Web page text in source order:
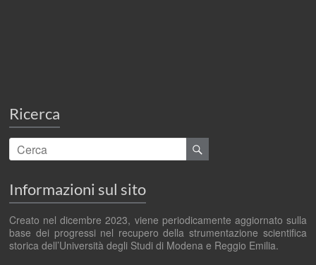
Ricerca
Informazioni sul sito
Creato nel dicembre 2023, viene periodicamente aggiornato sulla
basedei progressi nel recupero della strumentazione scientifica
storicadell’Università degli Studi di Modena e Reggio Emilia.